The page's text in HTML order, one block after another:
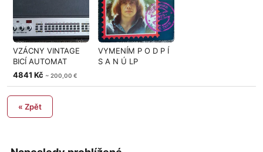
VZÁCNY VINTAGE
BICÍ AUTOMAT
HOHNER RHYTM 80
4841 Kč ~ 200,00 €
VYMENÍM P O D P Í
S A N Ú LP
« Zpět